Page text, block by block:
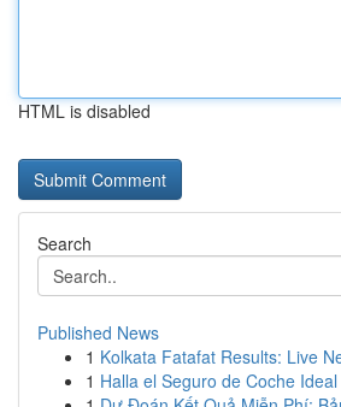
HTML is disabled
Search
Published News
1 Kolkata Fatafat Results: Live
1 Halla el Seguro de Coche